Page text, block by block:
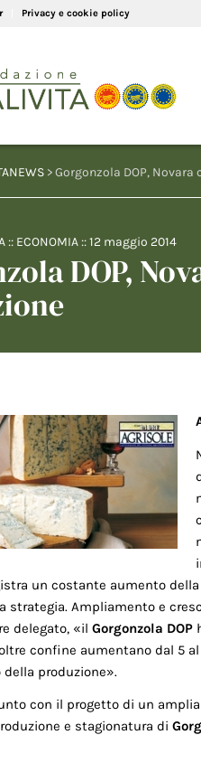
Privacy e cookie policy
> Gorgonzola DOP,
:: ECONOMIA ::12 maggio 2014
DOP,
un costante aumento
strategia. Ampliamento e
delegato, «il Gorgonzola DOP
confine aumentano dal 5
produzione».
con il progetto di un
e stagionatura di